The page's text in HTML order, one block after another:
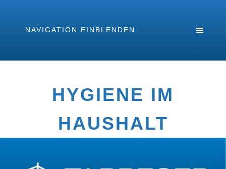
NAVIGATION EINBLENDEN
HYGIENE IM
HAUSHALT